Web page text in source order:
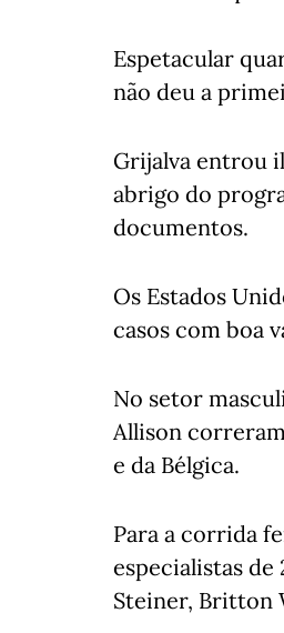
Espetacular
não deu a
Grijalva entrou
abrigo do
documentos.
Os Estados
casos com boa
No setor
Allison
e da Bélgica.
Para a corrida
especialistas
Steiner, Britton